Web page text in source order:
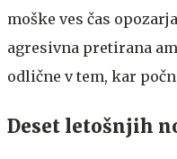
moške ves čas
agresivna pretirana
odlične v tem, kar
Deset letošnjih